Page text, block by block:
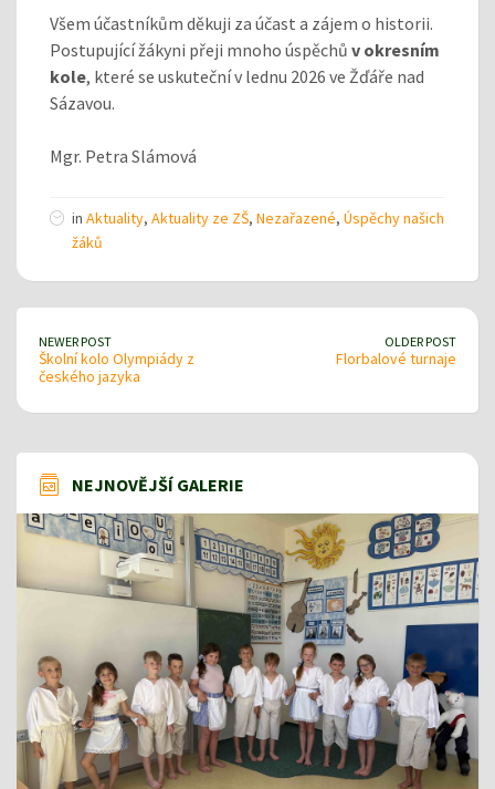
Všem účastníkům děkuji za účast a zájem o historii.
Postupující žákyni přeji mnoho úspěchů v okresním
kole, které se uskuteční v lednu 2026 ve Žďáře nad
Sázavou.
Mgr. Petra Slámová
in Aktuality, Aktuality ze ZŠ, Nezařazené, Úspěchy našich
žáků
NEWER POST
Školní kolo Olympiády z
českého jazyka
OLDER POST
Florbalové turnaje
NEJNOVĚJŠÍ GALERIE